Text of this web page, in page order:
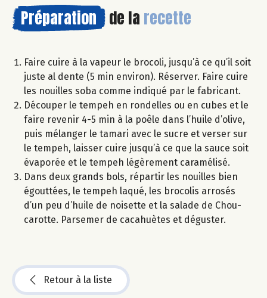
Préparation de la recette
Faire cuire à la vapeur le brocoli, jusqu’à ce qu’il soit
juste al dente (5 min environ). Réserver. Faire cuire
les nouilles soba comme indiqué par le fabricant.
Découper le tempeh en rondelles ou en cubes et le
faire revenir 4-5 min à la poêle dans l’huile d’olive,
puis mélanger le tamari avec le sucre et verser sur
le tempeh, laisser cuire jusqu’à ce que la sauce soit
évaporée et le tempeh légèrement caramélisé.
Dans deux grands bols, répartir les nouilles bien
égouttées, le tempeh laqué, les brocolis arrosés
d’un peu d’huile de noisette et la salade de Chou-
carotte. Parsemer de cacahuètes et déguster.
Retour à la liste